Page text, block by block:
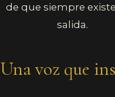
de que siempre
salida.
Una voz que